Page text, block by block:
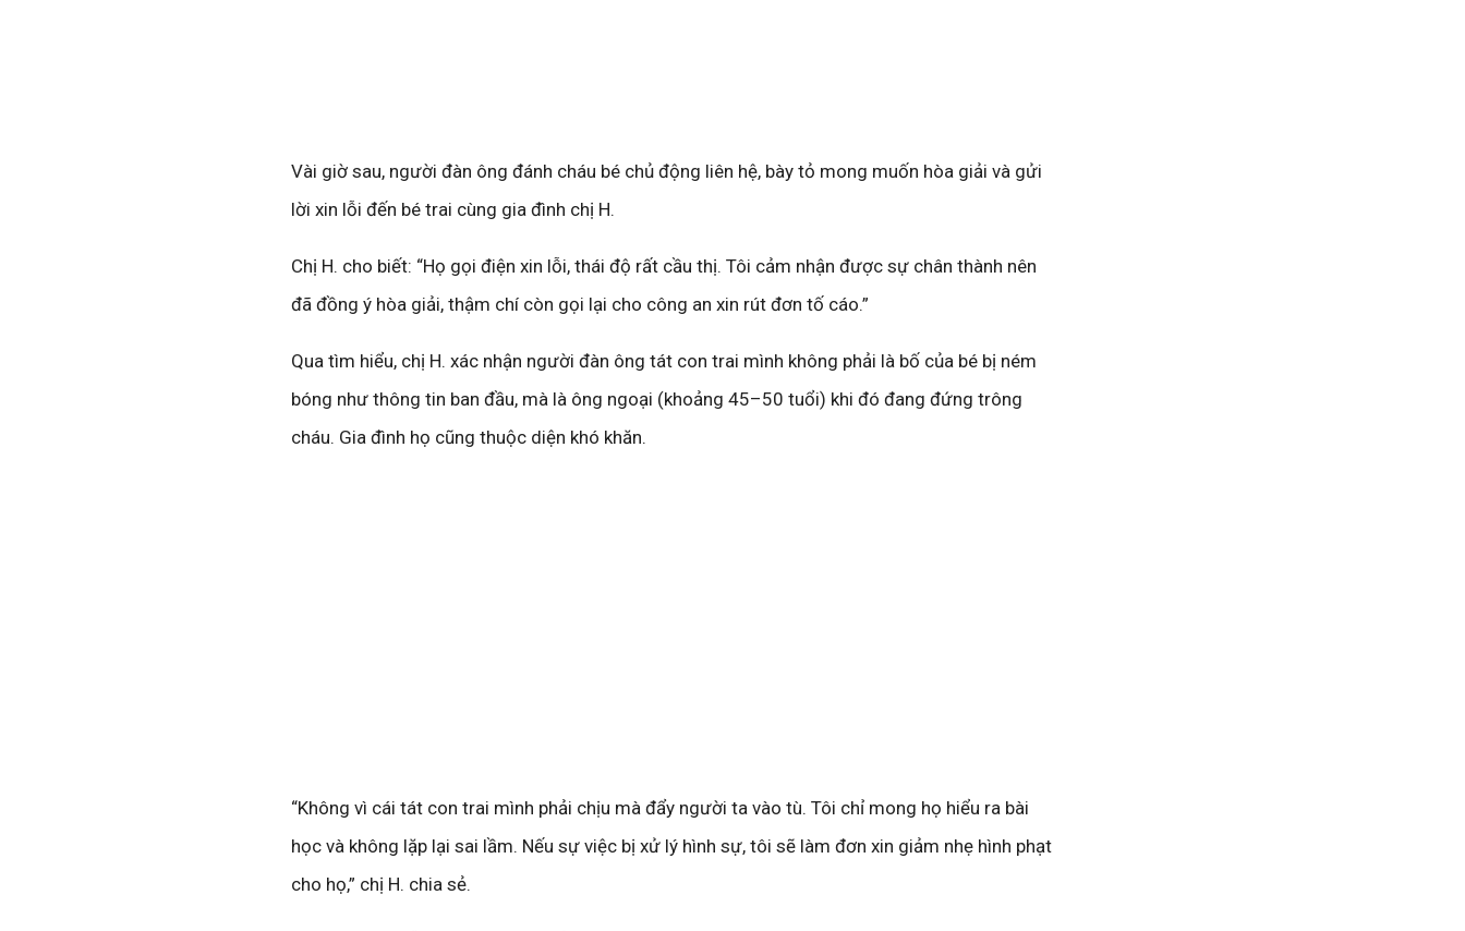
Vài giờ sau, người đàn ông đánh cháu bé chủ động liên hệ, bày tỏ mong muốn hòa giải và gửi
lời xin lỗi đến bé trai cùng gia đình chị H.
Chị H. cho biết: “Họ gọi điện xin lỗi, thái độ rất cầu thị. Tôi cảm nhận được sự chân thành nên
đã đồng ý hòa giải, thậm chí còn gọi lại cho công an xin rút đơn tố cáo.”
Qua tìm hiểu, chị H. xác nhận người đàn ông tát con trai mình không phải là bố của bé bị ném
bóng như thông tin ban đầu, mà là ông ngoại (khoảng 45–50 tuổi) khi đó đang đứng trông
cháu. Gia đình họ cũng thuộc diện khó khăn.
“Không vì cái tát con trai mình phải chịu mà đẩy người ta vào tù. Tôi chỉ mong họ hiểu ra bài
học và không lặp lại sai lầm. Nếu sự việc bị xử lý hình sự, tôi sẽ làm đơn xin giảm nhẹ hình phạt
cho họ,” chị H. chia sẻ.